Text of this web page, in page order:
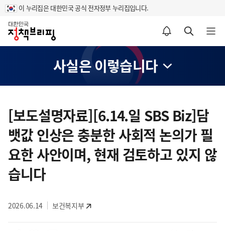
이 누리집은 대한민국 공식 전자정부 누리집입니다.
홈
알림설정 바로가기 검색 바로가기 메뉴 열기
사실은 이렇습니다
텐
츠
영
역
[보도설명자료][6.14.일 SBS Biz]담
뱃값 인상은 충분한 사회적 논의가 필
요한 사안이며, 현재 검토하고 있지 않
습니다
2026.06.14 보건복지부